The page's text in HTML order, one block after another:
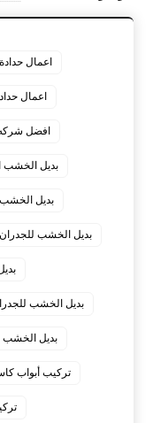
اعمال حدادة
اعمال
افضل
بديل الخشب
بديل الخشب
بديل الخشب
بديل الخشب
بديل الخشب
تركيب أبواب